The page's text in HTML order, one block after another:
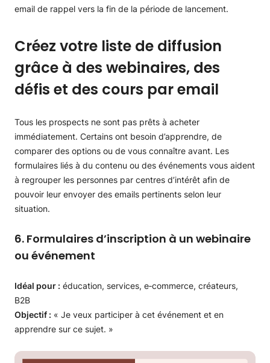
email de rappel vers la fin de la période de lancement.
Créez votre liste de diffusion
grâce à des webinaires, des
défis et des cours par email
Tous les prospects ne sont pas prêts à acheter
immédiatement. Certains ont besoin d’apprendre, de
comparer des options ou de vous connaître avant. Les
formulaires liés à du contenu ou des événements vous aident
à regrouper les personnes par centres d’intérêt afin de
pouvoir leur envoyer des emails pertinents selon leur
situation.
6. Formulaires d’inscription à un webinaire
ou événement
Idéal pour : éducation, services, e‑commerce, créateurs,
B2B
Objectif : « Je veux participer à cet événement et en
apprendre sur ce sujet. »